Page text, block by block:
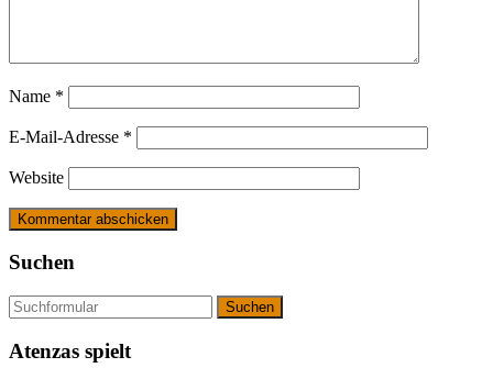
Name *
E-Mail-Adresse *
Website
Suchen
Suchen
Atenzas spielt